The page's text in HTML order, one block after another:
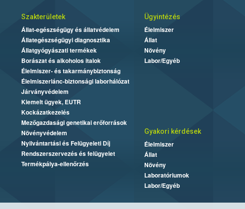
Szakterületek
Állat-egészségügy és állatvédelem
Állategészségügyi diagnosztika
Állatgyógyászati termékek
Borászat és alkoholos italok
Élelmiszer- és takarmánybiztonság
Élelmiszerlánc-biztonsági laborhálózat
Járványvédelem
Kiemelt ügyek, EUTR
Kockázatkezelés
Mezőgazdasági genetikai erőforrások
Növényvédelem
Nyilvántartási és Felügyeleti Díj
Rendszerszervezés és felügyelet
Termékpálya-ellenőrzés
Ügyintézés
Élelmiszer
Állat
Növény
Labor/Egyéb
Gyakori kérdések
Élelmiszer
Állat
Növény
Laboratóriumok
Labor/Egyéb